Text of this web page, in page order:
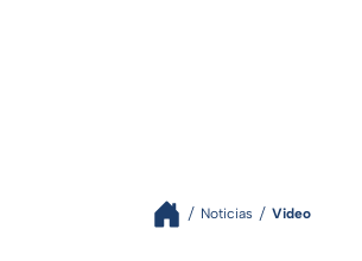
Noticias Video